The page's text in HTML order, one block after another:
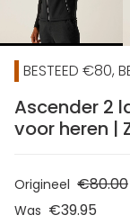
BESTEED €80,
Ascender 2
voor heren |
Origineel €80.00
Was €39.95